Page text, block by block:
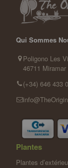
Qui Sommes
Poligono Les
46711
(+34) 646 433
Plantes
Plantes